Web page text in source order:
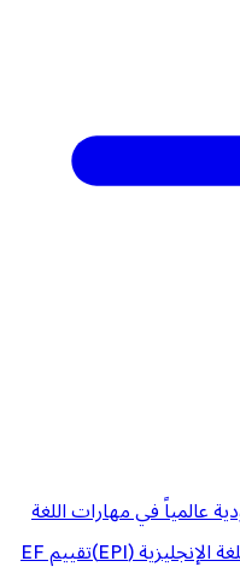
عالمياً في مهارات اللغة
تقييم EF